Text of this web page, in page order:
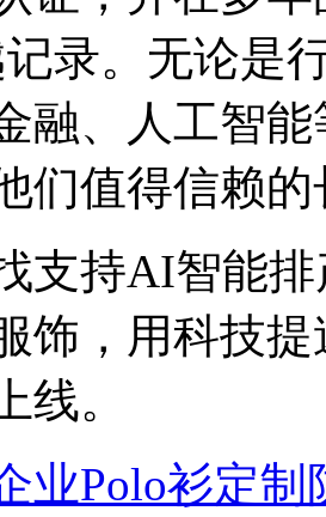
录。无论是
融、人工智
们值得信赖
支持AI智能
饰，用科技
线。
业Polo衫定